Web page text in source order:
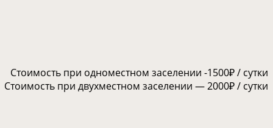
Стоимость при одноместном заселении -1500₽ / сутки
Стоимость при двухместном заселении — 2000₽ / сутки